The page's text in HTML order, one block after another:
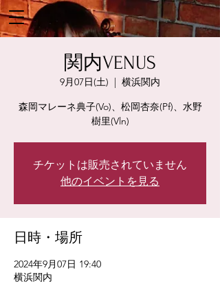
関内VENUS
9月07日(土)
  |
横浜関内
森岡マレーネ典子(Vo)、松岡杏奈(Pf)、水野
樹里(Vln)
チケットは販売されていません
他のイベントを見る
日時・場所
2024年9月07日 19:40
横浜関内